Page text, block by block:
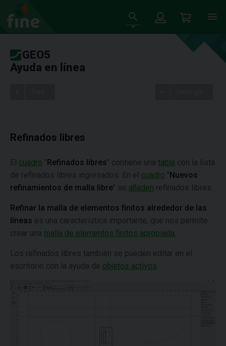
GEO5
Ayuda en línea
Refinados libres
El cuadro "Refinados libres" contiene una tabla con la lista
de refinados libres ingresados. En el cuadro "Nuevos
refinamientos de malla libre" se añaden refinados libres.
Refinar la malla de elementos finitos alrededor de las
líneas es una característica importante, que nos permite
crear una malla de elementos finitos apropiada.
Los refinados libres también se pueden editar en el
escritorio con la ayuda de objetos activos